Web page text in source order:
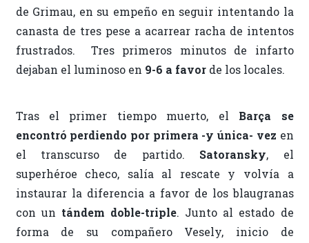
de Grimau, en su empeño en seguir intentando la
canasta de tres pese a acarrear racha de intentos
frustrados. Tres primeros minutos de infarto
dejaban el luminoso en 9-6 a favorde los locales.
Tras el primer tiempo muerto, el Barça se
encontró perdiendo por primera -y única- vez en
el transcurso de partido. Satoransky, el
superhéroe checo, salía al rescate y volvía a
instaurar la diferencia a favor de los blaugranas
con un tándem doble-triple. Junto al estado de
forma de su compañero Vesely, inicio de